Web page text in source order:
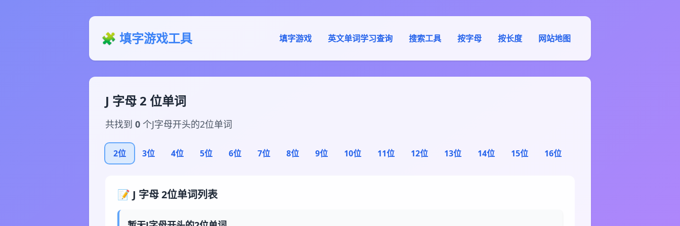
🧩 填字游戏工具 填字游戏 英文单词学习查询 搜索工具 按字母 按长度 网站地图
J 字母 2 位单词
共找到 0 个J字母开头的2位单词
2位 3位 4位 5位 6位 7位 8位 9位 10位 11位 12位 13位 14位 15位 16位
📝 J 字母 2位单词列表